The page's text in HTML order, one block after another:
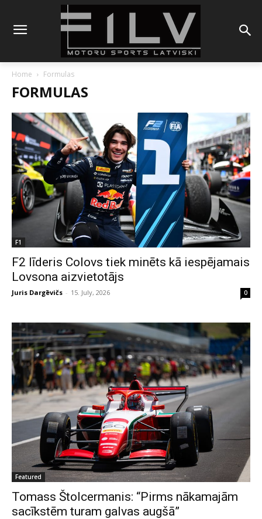
Home Formulas
FORMULAS
F1
F2 līderis Colovs tiek minēts kā iespējamais
Lovsona aizvietotājs
Juris Dargēvičs - 15. July, 2026 0
Featured
Tomass Štolcermanis: “Pirms nākamajām
sacīkstēm turam galvas augšā”